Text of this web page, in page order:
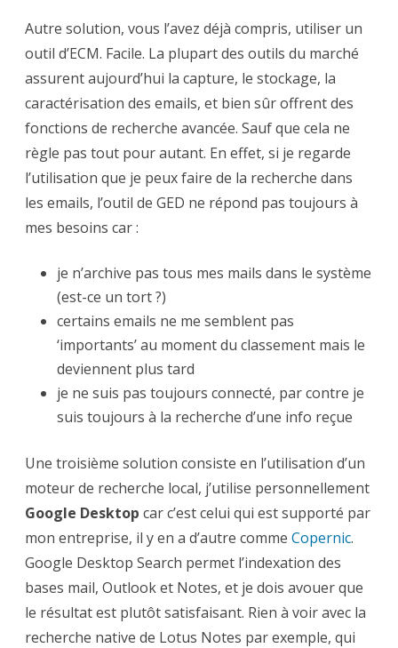
Autre solution, vous l’avez déjà compris, utiliser un
outil d’ECM. Facile. La plupart des outils du marché
assurent aujourd’hui la capture, le stockage, la
caractérisation des emails, et bien sûr offrent des
fonctions de recherche avancée. Sauf que cela ne
règle pas tout pour autant. En effet, si je regarde
l’utilisation que je peux faire de la recherche dans
les emails, l’outil de GED ne répond pas toujours à
mes besoins car :
je n’archive pas tous mes mails dans le système
(est-ce un tort ?)
certains emails ne me semblent pas
‘importants’ au moment du classement mais le
deviennent plus tard
je ne suis pas toujours connecté, par contre je
suis toujours à la recherche d’une info reçue
Une troisième solution consiste en l’utilisation d’un
moteur de recherche local, j’utilise personnellement
Google Desktop car c’est celui qui est supporté par
mon entreprise, il y en a d’autre comme Copernic.
Google Desktop Search permet l’indexation des
bases mail, Outlook et Notes, et je dois avouer que
le résultat est plutôt satisfaisant. Rien à voir avec la
recherche native de Lotus Notes par exemple, qui